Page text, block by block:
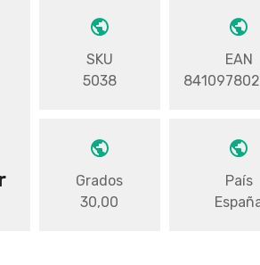
SKU
5038
EAN
Grados
30,00
País